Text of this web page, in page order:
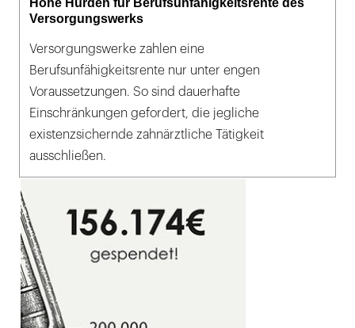
Hohe Hürden für Berufsunfähigkeitsrente des
Versorgungswerks
Versorgungswerke zahlen eine
Berufsunfähigkeitsrente nur unter engen
Voraussetzungen. So sind dauerhafte
Einschränkungen gefordert, die jegliche
existenzsichernde zahnärztliche Tätigkeit
ausschließen.